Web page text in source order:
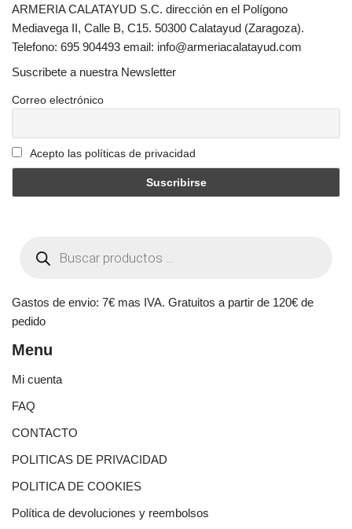
ARMERIA CALATAYUD S.C. dirección en el Polígono
Mediavega II, Calle B, C15. 50300 Calatayud (Zaragoza).
Telefono: 695 904493 email: info@armeriacalatayud.com
Suscribete a nuestra Newsletter
Correo electrónico
Acepto las políticas de privacidad
Gastos de envio: 7€ mas IVA. Gratuitos a partir de 120€ de
pedido
Menu
Mi cuenta
FAQ
CONTACTO
POLITICAS DE PRIVACIDAD
POLITICA DE COOKIES
Política de devoluciones y reembolsos